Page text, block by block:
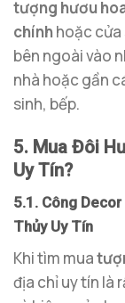
tượng hươu
chínhhoặc
bên ngoài vào
nhà hoặc gần
sinh, bếp.
5. Mua Đôi
Uy Tín?
5.1. Công
Thủy Uy Tín
Khi tìm mua
địa chỉ uy tín là